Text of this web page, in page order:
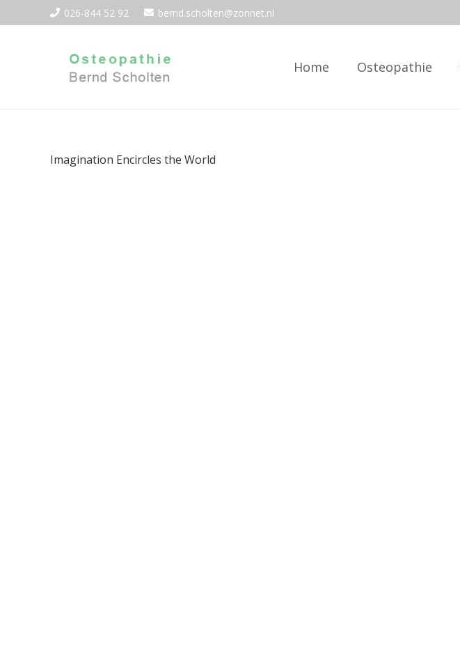
026-844 52 92 bernd.scholten@zonnet.nl
Home Osteopathie
Imagination Encircles the World